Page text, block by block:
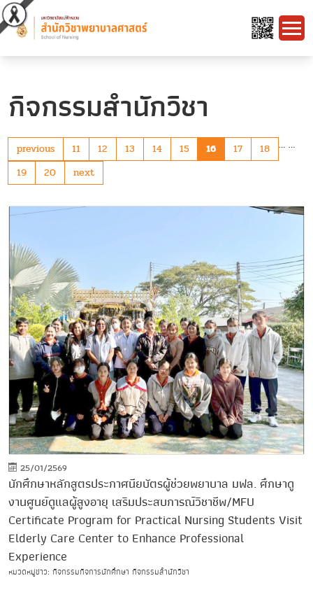
กิจกรรมสำนักวิชา
previous …
11 12 13 14 15 16 17
18
19
20
…
next
25/01/2569
นักศึกษาหลักสูตรประกาศนียบัตรผู้ช่วยพยาบาล มฟล. ศึกษาดู
งานศูนย์ดูแลผู้สูงอายุ เสริมประสบการณ์วิชาชีพ/MFU
Certificate Program for Practical Nursing Students Visit
Elderly Care Center to Enhance Professional
Experience
หมวดหมู่ข่าว: กิจกรรมกิจการนักศึกษา กิจกรรมสำนักวิชา